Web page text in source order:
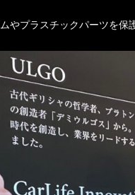
やプラスチックパーツを保